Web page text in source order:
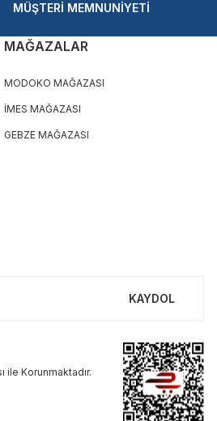
MÜŞTERİ MEMNUNİYETİ
MAĞAZALAR
MODOKO MAĞAZASI
İMES MAĞAZASI
GEBZE MAĞAZASI
KAYDOL
ile Korunmaktadır.